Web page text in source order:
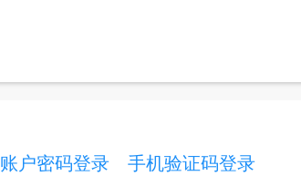
账户密码登录 手机验证码登录